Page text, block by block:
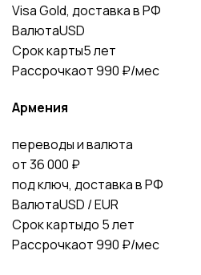
Visa Gold, доставка в РФ
ВалютаUSD
Срок карты5 лет
Рассрочкаот 990 ₽/мес
Армения
переводы и валюта
от 36 000 ₽
под ключ, доставка в РФ
ВалютаUSD / EUR
Срок картыдо 5 лет
Рассрочкаот 990 ₽/мес